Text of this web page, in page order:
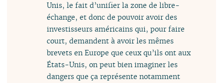
Unis, le fait d’unifier la zone de libre-
échange, et donc de pouvoir avoir des
investisseurs américains qui, pour faire
court, demandent à avoir les mêmes
brevets en Europe que ceux qu’ils ont aux
États-Unis, on peut bien imaginer les
dangers que ça représente notamment